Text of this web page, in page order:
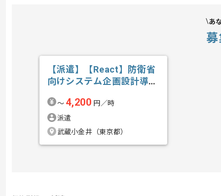
あ
【派遣】【React】防衛省
向けシステム企画設計導入
〜 4,200 円／時
派遣
武蔵小金井（東京都）